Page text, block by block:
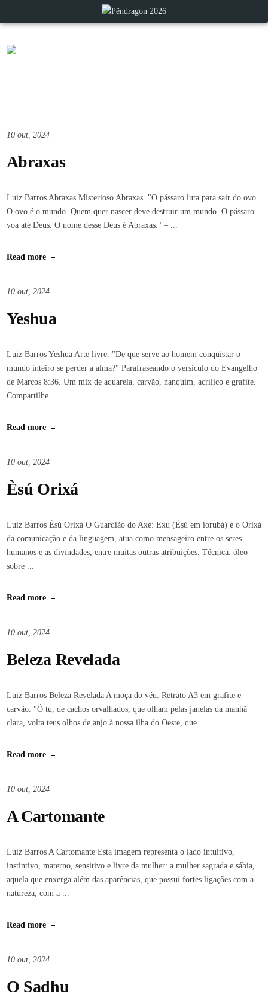
10 out, 2024
Abraxas
Luiz Barros Abraxas Misterioso Abraxas. "O pássaro luta para sair do ovo.
O ovo é o mundo. Quem quer nascer deve destruir um mundo. O pássaro
voa até Deus. O nome desse Deus é Abraxas." – ...
Read more
10 out, 2024
Yeshua
Luiz Barros Yeshua Arte livre. "De que serve ao homem conquistar o
mundo inteiro se perder a alma?" Parafraseando o versículo do Evangelho
de Marcos 8:36. Um mix de aquarela, carvão, nanquim, acrílico e grafite.
Compartilhe
Read more
10 out, 2024
Èsú Orixá
Luiz Barros Èsú Orixá O Guardião do Axé: Exu (Èṣù em iorubá) é o Orixá
da comunicação e da linguagem, atua como mensageiro entre os seres
humanos e as divindades, entre muitas outras atribuições. Técnica: óleo
sobre ...
Read more
10 out, 2024
Beleza Revelada
Luiz Barros Beleza Revelada A moça do véu: Retrato A3 em grafite e
carvão. "Ó tu, de cachos orvalhados, que olham pelas janelas da manhã
clara, volta teus olhos de anjo à nossa ilha do Oeste, que ...
Read more
10 out, 2024
A Cartomante
Luiz Barros A Cartomante Esta imagem representa o lado intuitivo,
instintivo, materno, sensitivo e livre da mulher: a mulher sagrada e sábia,
aquela que enxerga além das aparências, que possui fortes ligações com a
natureza, com a ...
Read more
10 out, 2024
O Sadhu